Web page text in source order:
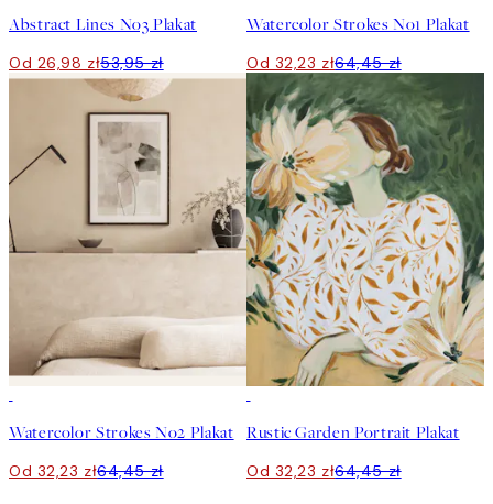
Abstract Lines No3 Plakat
Od 26,98 zł53,95 zł
Watercolor Strokes No1 Plakat
Od 32,23 zł64,45 zł
Watercolor Strokes No2 Plakat
Od 32,23 zł64,45 zł
Rustic Garden Portrait Plakat
Od 32,23 zł64,45 zł